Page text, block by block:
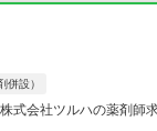
併設）
式会社ツルハの薬剤師